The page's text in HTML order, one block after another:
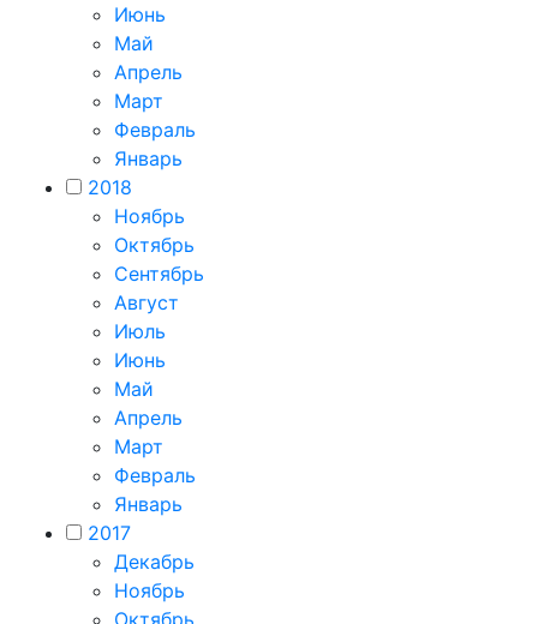
Июнь
Май
Апрель
Март
Февраль
Январь
2018
Ноябрь
Октябрь
Сентябрь
Август
Июль
Июнь
Май
Апрель
Март
Февраль
Январь
2017
Декабрь
Ноябрь
Октябрь